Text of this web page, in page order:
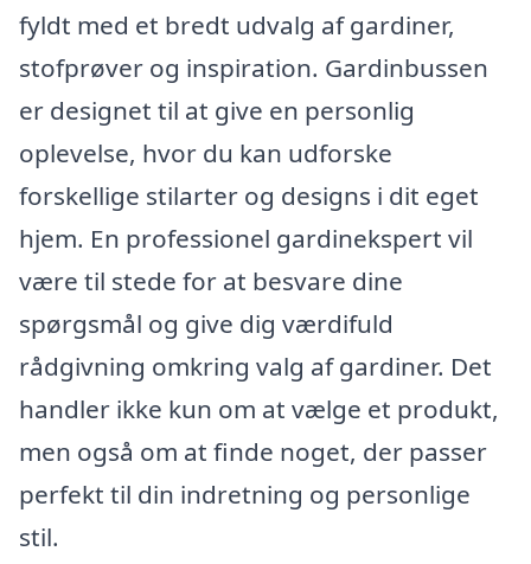
fyldt med et bredt udvalg af gardiner,
stofprøver og inspiration. Gardinbussen
er designet til at give en personlig
oplevelse, hvor du kan udforske
forskellige stilarter og designs i dit eget
hjem. En professionel gardinekspert vil
være til stede for at besvare dine
spørgsmål og give dig værdifuld
rådgivning omkring valg af gardiner. Det
handler ikke kun om at vælge et produkt,
men også om at finde noget, der passer
perfekt til din indretning og personlige
stil.